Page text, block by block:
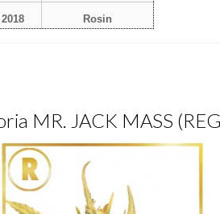
2018 Rosin
MR. JACK MASS